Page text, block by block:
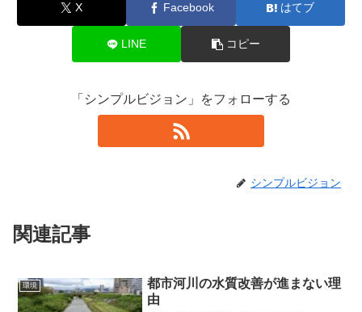
X Facebook はてブ
LINE コピー
「シンプルビジョン」をフォローする
シンプルビジョン
関連記事
環境
都市河川の水質改善が進まない理
由